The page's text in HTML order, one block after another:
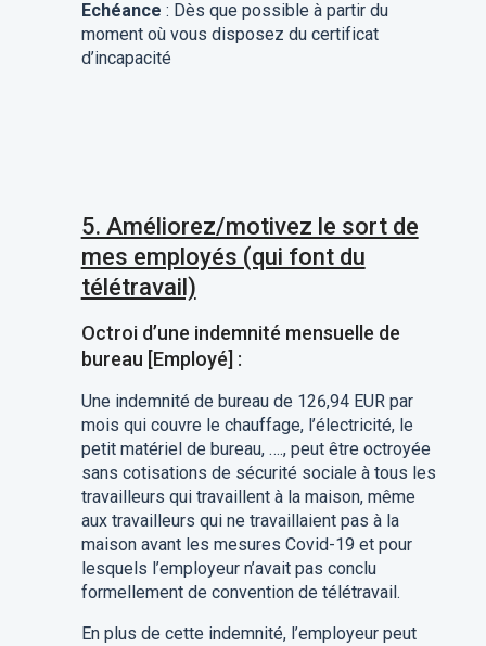
Echéance : Dès que possible à partir du
moment où vous disposez du certificat
d’incapacité
5. Améliorez/motivez le sort de
mes employés (qui font du
télétravail)
Octroi d’une indemnité mensuelle de
bureau [Employé] :
Une indemnité de bureau de 126,94 EUR par
mois qui couvre le chauffage, l’électricité, le
petit matériel de bureau, …., peut être octroyée
sans cotisations de sécurité sociale à tous les
travailleurs qui travaillent à la maison, même
aux travailleurs qui ne travaillaient pas à la
maison avant les mesures Covid-19 et pour
lesquels l’employeur n’avait pas conclu
formellement de convention de télétravail.
En plus de cette indemnité, l’employeur peut